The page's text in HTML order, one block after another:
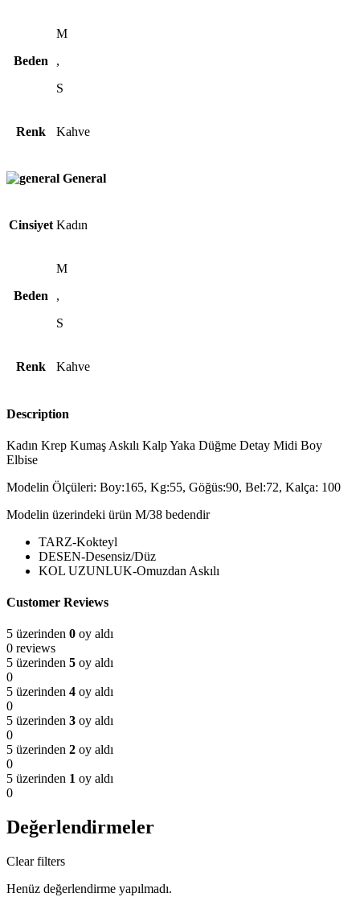
Beden
M
,
S
Renk Kahve
General
Cinsiyet Kadın
Beden
M
,
S
Renk Kahve
Description
Kadın Krep Kumaş Askılı Kalp Yaka Düğme Detay Midi Boy
Elbise
Modelin Ölçüleri: Boy:165, Kg:55, Göğüs:90, Bel:72, Kalça: 100
Modelin üzerindeki ürün M/38 bedendir
TARZ-Kokteyl
DESEN-Desensiz/Düz
KOL UZUNLUK-Omuzdan Askılı
Customer Reviews
5 üzerinden 0 oy aldı
0 reviews
5 üzerinden 5 oy aldı
0
5 üzerinden 4 oy aldı
0
5 üzerinden 3 oy aldı
0
5 üzerinden 2 oy aldı
0
5 üzerinden 1 oy aldı
0
Değerlendirmeler
Clear filters
Henüz değerlendirme yapılmadı.